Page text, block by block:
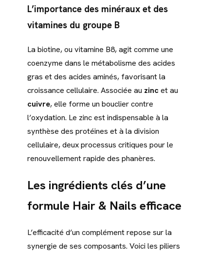
L’importance des minéraux et des
vitamines du groupe B
La biotine, ou vitamine B8, agit comme une
coenzyme dans le métabolisme des acides
gras et des acides aminés, favorisant la
croissance cellulaire. Associée au zincet au
cuivre, elle forme un bouclier contre
l’oxydation. Le zinc est indispensable à la
synthèse des protéines et à la division
cellulaire, deux processus critiques pour le
renouvellement rapide des phanères.
Les ingrédients clés d’une
formule Hair & Nails efficace
L’efficacité d’un complément repose sur la
synergie de ses composants. Voici les piliers